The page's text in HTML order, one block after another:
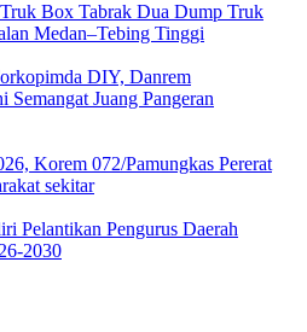
Box Tabrak Dua Dump Truk
Medan–Tebing Tinggi
DIY, Danrem
Juang Pangeran
Korem 072/Pamungkas Pererat
sekitar
Pelantikan Pengurus Daerah
2030